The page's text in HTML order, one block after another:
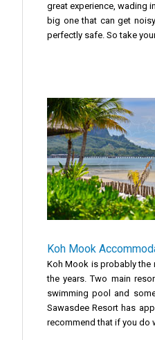
great experience, wading
big one that can get
perfectly safe. So take
Koh Mook
Koh Mook is probably the
the years. Two main
swimming pool and
Sawasdee Resort has
recommend that if you do